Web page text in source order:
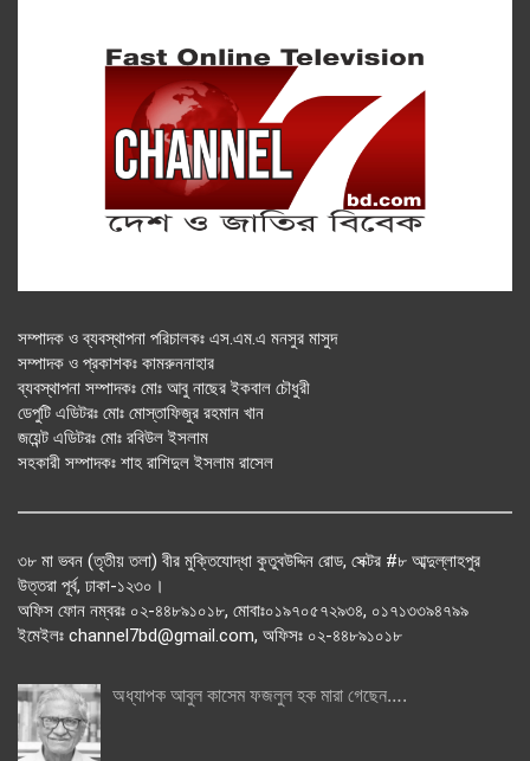
সম্পাদক ও ব্যবস্থাপনা পরিচালকঃ এস.এম.এ মনসুর মাসুদ
সম্পাদক ও প্রকাশকঃ কামরুননাহার
ব্যবস্থাপনা সম্পাদকঃ মোঃ আবু নাছের ইকবাল চৌধুরী
ডেপুটি এডিটরঃ মোঃ মোস্তাফিজুর রহমান খান
জয়েন্ট এডিটরঃ মোঃ রবিউল ইসলাম
সহকারী সম্পাদকঃ শাহ রাশিদুল ইসলাম রাসেল
৩৮ মা ভবন (তৃতীয় তলা) বীর মুক্তিযোদ্ধা কুতুবউদ্দিন রোড, সেক্টর #৮ আব্দুল্লাহপুর
উত্তরা পূর্ব, ঢাকা-১২৩০।
অফিস ফোন নম্বরঃ ০২-৪৪৮৯১০১৮, মোবাঃ০১৯৭০৫৭২৯৩৪, ০১৭১৩৩৯৪৭৯৯
ইমেইলঃ channel7bd@gmail.com, অফিসঃ ০২-৪৪৮৯১০১৮
অধ্যাপক আবুল কাসেম ফজলুল হক মারা গেছেন….